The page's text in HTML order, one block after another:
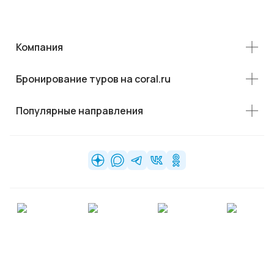
Компания
Бронирование туров на coral.ru
Популярные направления